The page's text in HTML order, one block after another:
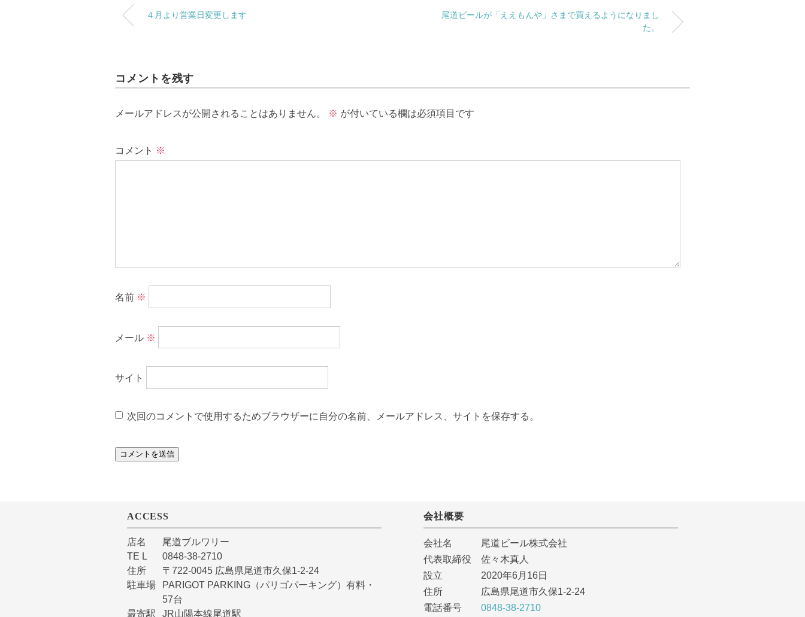
４月より営業日変更します
尾道ビールが「ええもんや」さまで買えるようになりまし
た。
コメントを残す
メールアドレスが公開されることはありません。 ※ が付いている欄は必須項目です
コメント ※
名前 ※
メール ※
サイト
次回のコメントで使用するためブラウザーに自分の名前、メールアドレス、サイトを保存する。
ACCESS
店名
尾道ブルワリー
TE L
0848-38-2710
住所
〒722-0045 広島県尾道市久保1-2-24
駐車場
PARIGOT PARKING（パリゴパーキング）有料・
57台
最寄駅
JR山陽本線尾道駅
会社概要
会社名 尾道ビール株式会社
代表取締役 佐々木真人
設立 2020年6月16日
住所 広島県尾道市久保1-2-24
電話番号0848-38-2710